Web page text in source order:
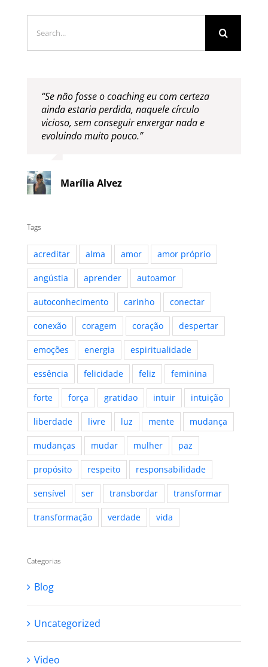
for:
“Se não fosse o coaching eu com certeza
ainda estaria perdida, naquele círculo
vicioso, sem conseguir enxergar nada e
evoluindo muito pouco.”
Marília Alvez
Tags
acreditar alma amor amor próprio
angústia aprender autoamor
autoconhecimento carinho conectar
conexão coragem coração despertar
emoções energia espiritualidade
essência felicidade feliz feminina
forte força gratidao intuir intuição
liberdade livre luz mente mudança
mudanças mudar mulher paz
propósito respeito responsabilidade
sensível ser transbordar transformar
transformação verdade vida
Categorias
Blog
Uncategorized
Video